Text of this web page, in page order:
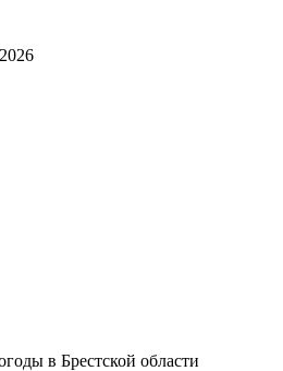
в Брестской области